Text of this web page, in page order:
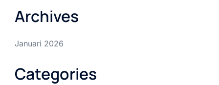
Archives
Januari 2026
Categories